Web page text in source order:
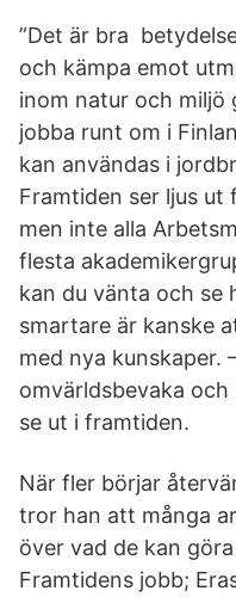
”Det är bra
och kämpa emot
inom natur och miljö
jobba runt om i
kan användas i
Framtiden ser ljus ut
men inte alla
flesta
kan du vänta och se
smartare är kanske
med nya kunskaper.
omvärldsbevaka
se ut i framtiden.
När fler börjar
tror han att många
över vad de kan
Framtidens jobb;